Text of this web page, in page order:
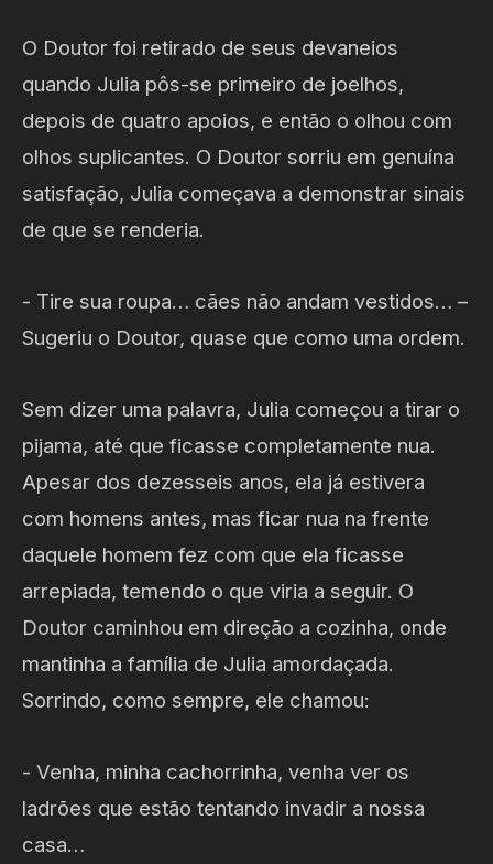
O Doutor foi retirado de seus devaneios
quando Julia pôs-se primeiro de joelhos,
depois de quatro apoios, e então o olhou com
olhos suplicantes. O Doutor sorriu em genuína
satisfação, Julia começava a demonstrar sinais
de que se renderia.
- Tire sua roupa… cães não andam vestidos… –
Sugeriu o Doutor, quase que como uma ordem.
Sem dizer uma palavra, Julia começou a tirar o
pijama, até que ficasse completamente nua.
Apesar dos dezesseis anos, ela já estivera
com homens antes, mas ficar nua na frente
daquele homem fez com que ela ficasse
arrepiada, temendo o que viria a seguir. O
Doutor caminhou em direção a cozinha, onde
mantinha a família de Julia amordaçada.
Sorrindo, como sempre, ele chamou:
- Venha, minha cachorrinha, venha ver os
ladrões que estão tentando invadir a nossa
casa…